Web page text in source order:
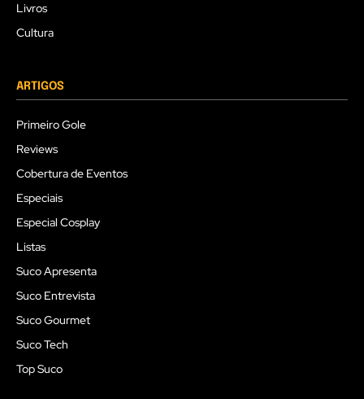
Livros
Cultura
ARTIGOS
Primeiro Gole
Reviews
Cobertura de Eventos
Especiais
Especial Cosplay
Listas
Suco Apresenta
Suco Entrevista
Suco Gourmet
Suco Tech
Top Suco